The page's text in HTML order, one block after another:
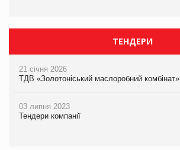
ТЕНДЕРИ
21 січня 2026
ТДВ «Золотоніський маслоробний комбінат»
03 липня 2023
Тендери компанії